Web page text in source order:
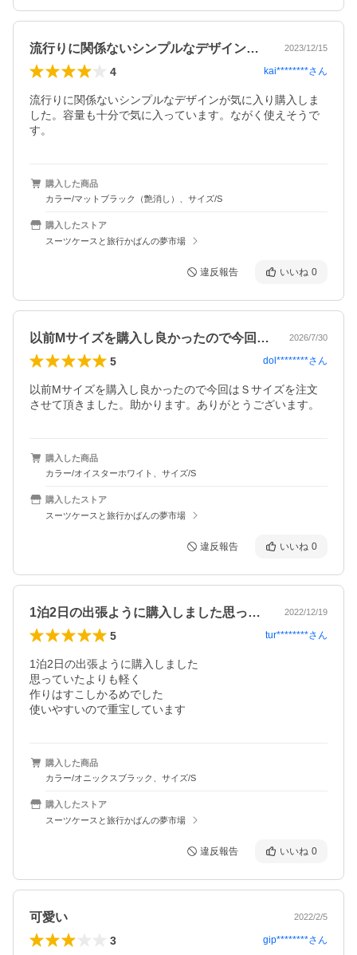
流行りに関係ないシンプルなデザインが気… 2023/12/15
4 kai********さん
流行りに関係ないシンプルなデザインが気に入り購入しま
した。容量も十分で気に入っています。ながく使えそうで
す。
購入した商品
カラー/マットブラック（艶消し）、サイズ/S
購入したストア
スーツケースと旅行かばんの夢市場
違反報告 いいね 0
以前Mサイズを購入し良かったので今回は… 2026/7/30
5 dol********さん
以前Mサイズを購入し良かったので今回はＳサイズを注文
させて頂きました。助かります。ありがとうございます。
購入した商品
カラー/オイスターホワイト、サイズ/S
購入したストア
スーツケースと旅行かばんの夢市場
違反報告 いいね 0
1泊2日の出張ように購入しました思って… 2022/12/19
5 tur********さん
1泊2日の出張ように購入しました
思っていたよりも軽く
作りはすこしかるめでした
使いやすいので重宝しています
購入した商品
カラー/オニックスブラック、サイズ/S
購入したストア
スーツケースと旅行かばんの夢市場
違反報告 いいね 0
可愛い 2022/2/5
3 gip********さん